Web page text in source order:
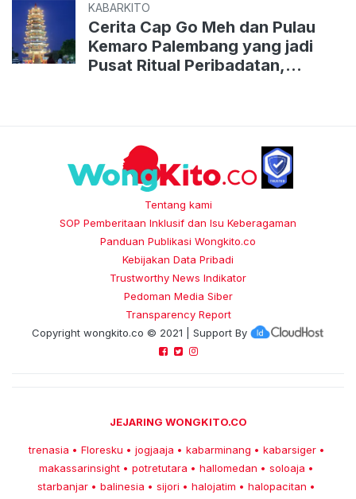
KABARKITO
Cerita Cap Go Meh dan Pulau
Kemaro Palembang yang jadi
Pusat Ritual Peribadatan,
Tentang kami
SOP Pemberitaan Inklusif dan Isu Keberagaman
Panduan Publikasi Wongkito.co
Kebijakan Data Pribadi
Trustworthy News Indikator
Pedoman Media Siber
Transparency Report
Copyright wongkito.co © 2021 | Support By
JEJARING WONGKITO.CO
trenasia • Floresku • jogjaaja • kabarminang • kabarsiger •
makassarinsight • potretutara • hallomedan • soloaja •
starbanjar • balinesia • sijori • halojatim • halopacitan •